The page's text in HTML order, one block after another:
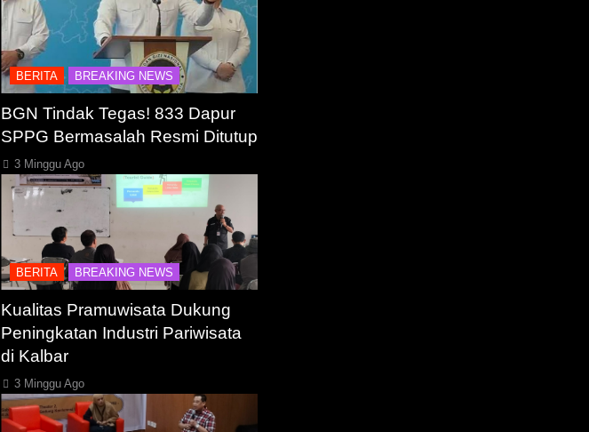
BERITA BREAKING NEWS
BGN Tindak Tegas! 833 Dapur
SPPG Bermasalah Resmi Ditutup
3 Minggu Ago
BERITA BREAKING NEWS
Kualitas Pramuwisata Dukung
Peningkatan Industri Pariwisata
di Kalbar
3 Minggu Ago